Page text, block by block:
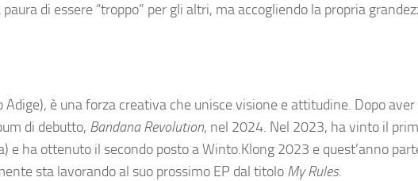
di essere “troppo” per gli altri, ma accogliendo la propria
è una forza creativa che unisce visione e attitudine. Dopo
di debutto, Bandana Revolution, nel 2024. Nel 2023, ha vinto il
e ha ottenuto il secondo posto a Winto.Klong 2023 e quest’anno
sta lavorando al suo prossimo EP dal titolo My Rules.